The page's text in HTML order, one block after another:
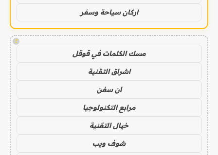
اركان سياحة وسفر
!
مسك الكلمات في قوقل
اشراق التقنية
ان سفن
مرابع التكنولوجيا
خيال التقنية
شوف ويب